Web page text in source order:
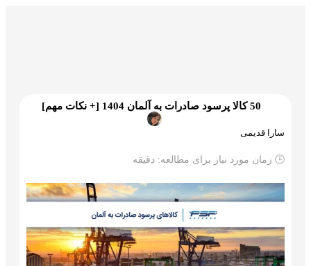
50 کالا پرسود صادرات به آلمان 1404 [+ نکات مهم]
سارا قدیمی
🕒 زمان مورد نیاز برای مطالعه: دقیقه